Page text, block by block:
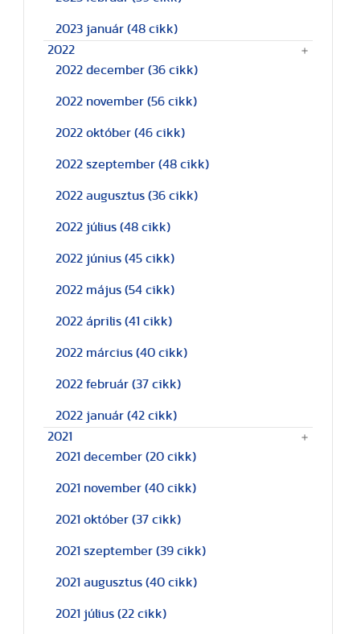
2023 január (48 cikk)
2022
2022 december (36 cikk)
2022 november (56 cikk)
2022 október (46 cikk)
2022 szeptember (48 cikk)
2022 augusztus (36 cikk)
2022 július (48 cikk)
2022 június (45 cikk)
2022 május (54 cikk)
2022 április (41 cikk)
2022 március (40 cikk)
2022 február (37 cikk)
2022 január (42 cikk)
2021
2021 december (20 cikk)
2021 november (40 cikk)
2021 október (37 cikk)
2021 szeptember (39 cikk)
2021 augusztus (40 cikk)
2021 július (22 cikk)